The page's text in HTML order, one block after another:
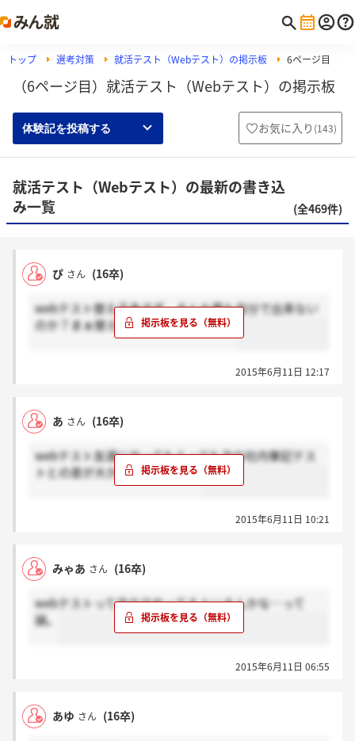
トップ 選考対策 就活テスト（Webテスト）の掲示板 6ページ目
（6ページ目）就活テスト（Webテスト）の掲示板
体験記を投稿する お気に入り (143)
就活テスト（Webテスト）の最新の書き込
み一覧
(全469件)
ぴ さん (16卒)
webテスト替え玉多すぎ。そんな事も自分で出来ない
のか？まぁ替え玉は大体私立のアホ。
2015年6月11日 12:17
あ さん (16卒)
webテスト友達にやってもらっても次の社内筆記テス
トとの差が大かったときの怖さ
2015年6月11日 10:21
みゃあ さん (16卒)
webテストって自力でやってる人いるんかな…って
謎。
2015年6月11日 06:55
あゆ さん (16卒)